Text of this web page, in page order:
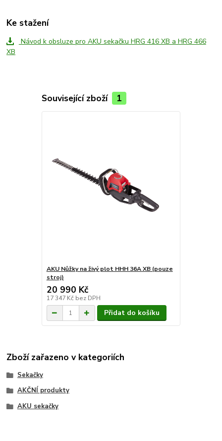
Ke stažení
Návod k obsluze pro AKU sekačku HRG 416 XB a HRG 466
XB
Související zboží 1
AKU Nůžky na živý plot HHH 36A XB (pouze
stroj)
20 990 Kč
17 347 Kč bez DPH
Přidat do košíku
Zboží zařazeno v kategoriích
Sekačky
AKČNÍ produkty
AKU sekačky